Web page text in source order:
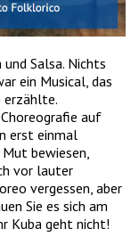
Salsa. Nichts
ein Musical, das
erzählte.
auf
erst einmal
bewiesen,
vor lauter
vergessen, aber
Sie es sich am
Kuba geht nicht!